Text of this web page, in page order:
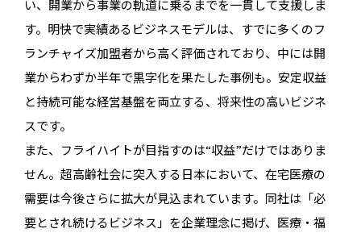
い、開業から事業の軌道に乗るまでを一貫して支援しま
す。明快で実績あるビジネスモデルは、すでに多くのフ
ランチャイズ加盟者から高く評価されており、中には開
業からわずか半年で黒字化を果たした事例も。安定収益
と持続可能な経営基盤を両立する、将来性の高いビジネ
スです。
また、フライハイトが目指すのは“収益”だけではありま
せん。超高齢社会に突入する日本において、在宅医療の
需要は今後さらに拡大が見込まれています。同社は「必
要とされ続けるビジネス」を企業理念に掲げ、医療・福